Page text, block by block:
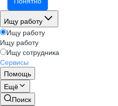
Ищу работу
Ищу работу
Ищу работу
Ищу сотрудника
Сервисы
Помощь
Ещё
Поиск